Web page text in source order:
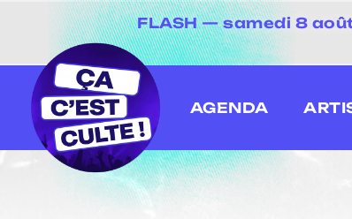
FLASH — samedi 8
[20 juin au 13
AGENDA